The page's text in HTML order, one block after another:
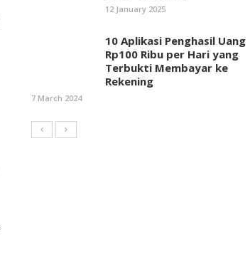
12 January 2025
10 Aplikasi Penghasil Uang
Rp100 Ribu per Hari yang
Terbukti Membayar ke
Rekening
7 March 2024